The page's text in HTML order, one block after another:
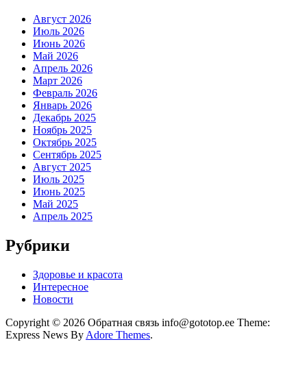
Август 2026
Июль 2026
Июнь 2026
Май 2026
Апрель 2026
Март 2026
Февраль 2026
Январь 2026
Декабрь 2025
Ноябрь 2025
Октябрь 2025
Сентябрь 2025
Август 2025
Июль 2025
Июнь 2025
Май 2025
Апрель 2025
Рубрики
Здоровье и красота
Интересное
Новости
Copyright © 2026 Обратная связь info@gototop.ee Theme:
Express News By Adore Themes.